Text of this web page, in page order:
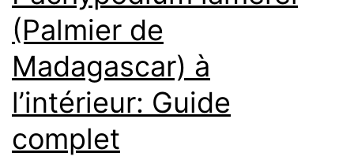
(Palmier de
Madagascar) à
l’intérieur: Guide
complet